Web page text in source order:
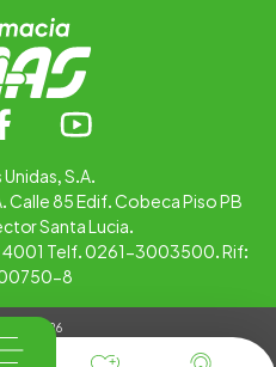
S.A.
Calle 85 Edif. Cobeca Piso PB
Santa Lucia.
4001 Telf. 0261-3003500. Rif:
8
2026
por